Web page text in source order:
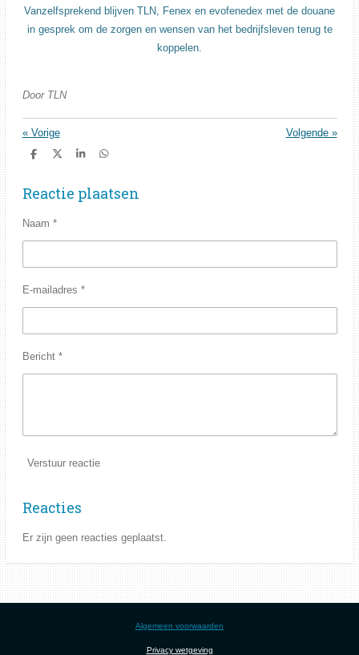
Vanzelfsprekend blijven TLN, Fenex en evofenedex met de douane
in gesprek om de zorgen en wensen van het bedrijfsleven terug te
koppelen.
Door TLN
« Vorige Volgende»
D
n
D
l
S
e
D
n
Reactie plaatsen
Naam *
E-mailadres *
Bericht *
Verstuur reactie
Reacties
Er zijn geen reacties geplaatst.
Algemeen voorwaarden
Privacy wetgeving